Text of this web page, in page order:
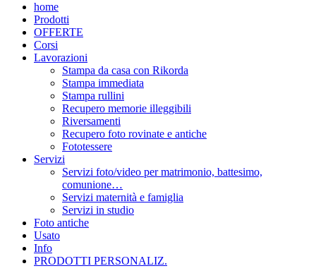
home
Prodotti
OFFERTE
Corsi
Lavorazioni
Stampa da casa con Rikorda
Stampa immediata
Stampa rullini
Recupero memorie illeggibili
Riversamenti
Recupero foto rovinate e antiche
Fototessere
Servizi
Servizi foto/video per matrimonio, battesimo,
comunione…
Servizi maternità e famiglia
Servizi in studio
Foto antiche
Usato
Info
PRODOTTI PERSONALIZ.